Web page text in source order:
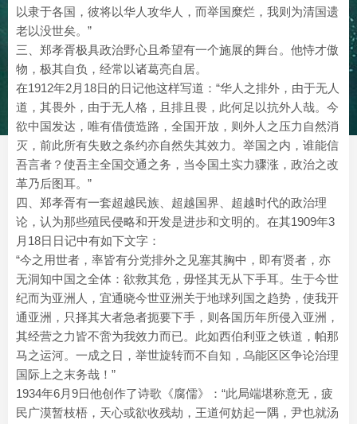
以隶于各国，彼将以华人攻华人，而举国糜烂，我则为清国遗
老以没世矣。”
三、郑孝胥极具政治野心且希望有一个施展的舞台。他恃才傲
物，极其自负，经常以诸葛亮自居。
在1912年2月18日的日记他这样写道：“华人之排外，由于无人
道，其畏外，由于无人格，且排且畏，此何足以抗外人哉。今
欲中国发达，唯有借债造路，全国开放，则外人之压力自然消
灭，前此所有失败之条约亦自然失其效力。举国之内，谁能信
吾言者？使吾主全国交通之务，当令国土实力骤涨，政治之改
革乃后图耳。”
四、郑孝胥有一套超越民族、超越国界、超越时代的政治理
论，认为那些殖民侵略和开发是进步和文明的。在其1909年3
月18日日记中有如下文字：
“今之用世者，率皆有分党排外之见塞其胸中，即有贤者，亦
无洞知中国之全体：欲救其危，毋怪其无从下手耳。生于今世
纪而为亚洲人，宜通晓今世亚洲关于地球列国之趋势，使我开
通亚洲，只择其大者急者扼要下手，则各国历年所侵入亚洲，
其经营之力皆不啻为我效力而已。此如西伯利亚之铁道，帕那
马之运河。一成之日，举世旋转而不自知，乌能区区争论治理
国际上之末务哉！”
1934年6月9日他创作了诗歌《腐儒》：“此局端堪称意无，疲
民广漠暂枝梧，天心或欲收残劫，王道何妨起一隅，尹也就汤